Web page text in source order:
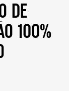
de
100%